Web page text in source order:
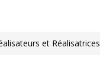
et Réalisatrices